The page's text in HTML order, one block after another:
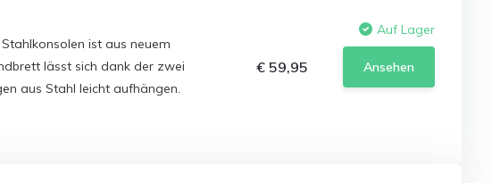
ist aus neuem
lässt sich dank der zwei
aus Stahl leicht aufhängen.
Auf Lager
€ 59,95 Ansehen